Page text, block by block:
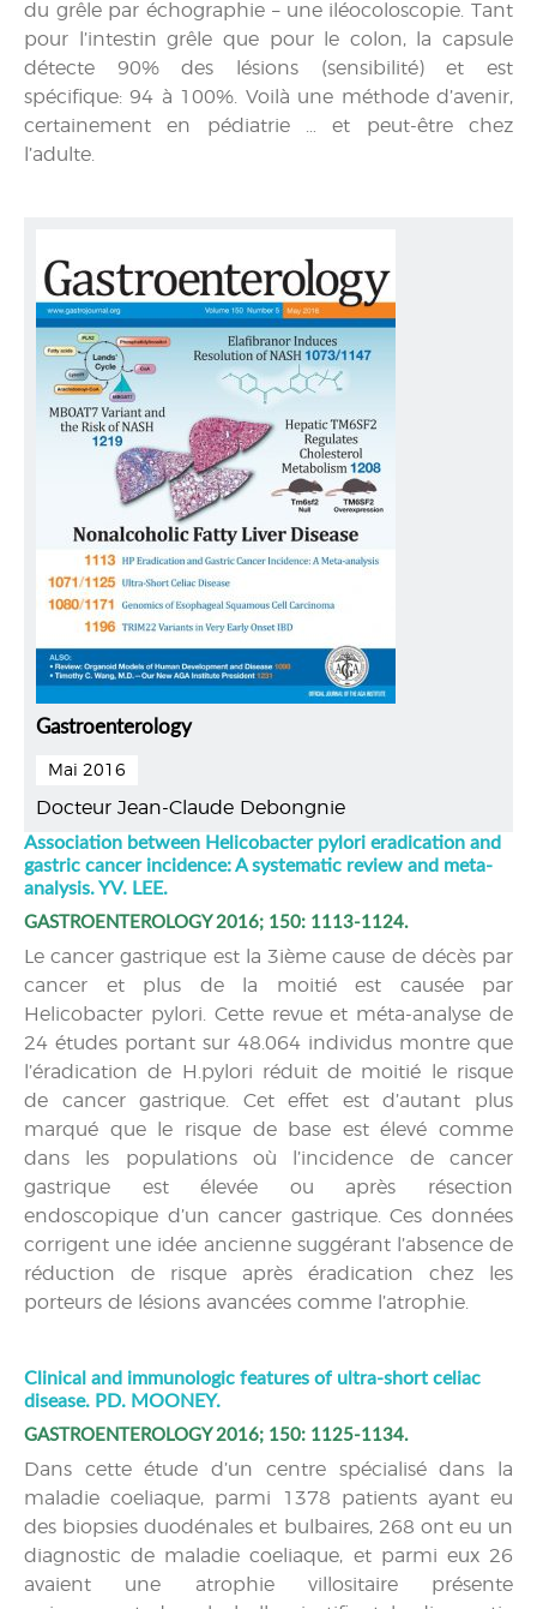
du grêle par échographie – une iléocoloscopie. Tant
pour l’intestin grêle que pour le colon, la capsule
détecte 90% des lésions (sensibilité) et est
spécifique: 94 à 100%. Voilà une méthode d’avenir,
certainement en pédiatrie … et peut-être chez
l’adulte.
Gastroenterology
Mai 2016
Docteur Jean-Claude Debongnie
Association between Helicobacter pylori eradication and
gastric cancer incidence: A systematic review and meta-
analysis. YV. LEE.
GASTROENTEROLOGY 2016; 150: 1113-1124.
Le cancer gastrique est la 3ième cause de décès par
cancer et plus de la moitié est causée par
Helicobacter pylori. Cette revue et méta-analyse de
24 études portant sur 48.064 individus montre que
l’éradication de H.pylori réduit de moitié le risque
de cancer gastrique. Cet effet est d’autant plus
marqué que le risque de base est élevé comme
dans les populations où l’incidence de cancer
gastrique est élevée ou après résection
endoscopique d’un cancer gastrique. Ces données
corrigent une idée ancienne suggérant l’absence de
réduction de risque après éradication chez les
porteurs de lésions avancées comme l’atrophie.
Clinical and immunologic features of ultra-short celiac
disease. PD. MOONEY.
GASTROENTEROLOGY 2016; 150: 1125-1134.
Dans cette étude d’un centre spécialisé dans la
maladie coeliaque, parmi 1378 patients ayant eu
des biopsies duodénales et bulbaires, 268 ont eu un
diagnostic de maladie coeliaque, et parmi eux 26
avaient une atrophie villositaire présente